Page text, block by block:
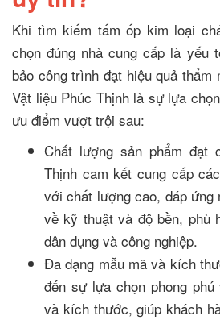
Khi tìm kiếm tấm ốp kim loại
chọn đúng nhà cung cấp là yếu
bảo công trình đạt hiệu quả thẩm
Vật liệu Phúc Thịnh là sự lựa
ưu điểm vượt trội sau:
Chất lượng sản phẩm đạt
Thịnh cam kết cung cấp
với chất lượng cao, đáp ứng
về kỹ thuật và độ bền, phù
dân dụng và công nghiệp.
Đa dạng mẫu mã và kích
đến sự lựa chọn phong
và kích thước, giúp khách